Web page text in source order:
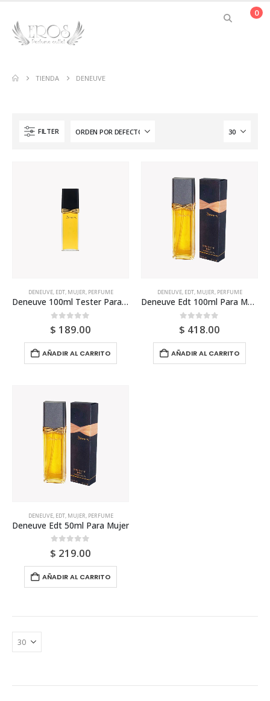
0
TIENDA DENEUVE
FILTER
DENEUVE, EDT, MUJER, PERFUME
Deneuve 100ml Tester Para Mujer
0 out of 5
$ 189.00
AÑADIR AL CARRITO
DENEUVE, EDT, MUJER, PERFUME
Deneuve Edt 100ml Para Mujer
0 out of 5
$ 418.00
AÑADIR AL CARRITO
DENEUVE, EDT, MUJER PERFUME
Deneuve Edt 50ml Para Mujer
0 out of 5
$ 219.00
AÑADIR AL CARRITO